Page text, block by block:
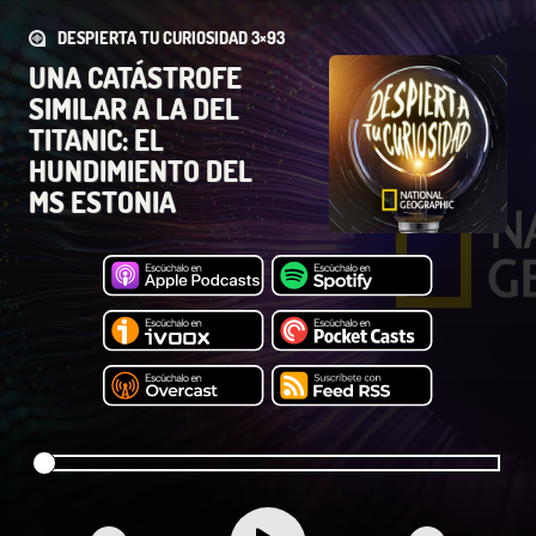
DESPIERTA TU CURIOSIDAD 3×93
UNA CATÁSTROFE
SIMILAR A LA DEL
TITANIC: EL
HUNDIMIENTO DEL
MS ESTONIA